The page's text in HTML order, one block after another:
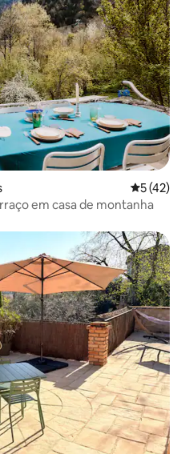
5 de uma
5 (42)
em casa de montanha